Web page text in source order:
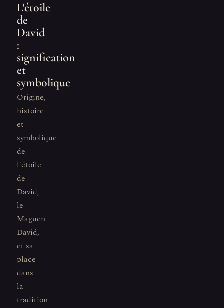
L'étoile
de
David
:
signification
et
symbolique
Origine,
histoire
et
symbolique
de
l'étoile
de
David,
le
Maguen
David,
et sa
place
dans
la
tradition